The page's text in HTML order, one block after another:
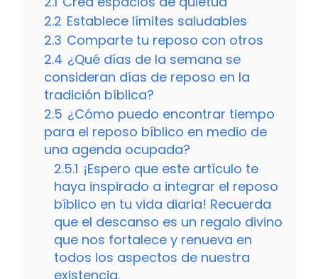
2.2 Establece límites saludables
2.3 Comparte tu reposo con otros
2.4 ¿Qué días de la semana se
consideran días de reposo en la
tradición bíblica?
2.5 ¿Cómo puedo encontrar tiempo
para el reposo bíblico en medio de
una agenda ocupada?
2.5.1 ¡Espero que este artículo te
haya inspirado a integrar el reposo
bíblico en tu vida diaria! Recuerda
que el descanso es un regalo divino
que nos fortalece y renueva en
todos los aspectos de nuestra
existencia.